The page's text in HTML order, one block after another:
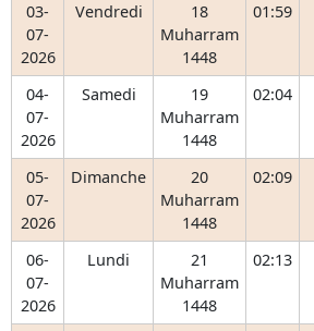
03-
07-
2026
Vendredi
18
Muharram
1448
01:59
04-
07-
2026
Samedi
19
Muharram
1448
02:04
05-
07-
2026
Dimanche
20
Muharram
1448
02:09
06-
07-
2026
Lundi
21
Muharram
1448
02:13